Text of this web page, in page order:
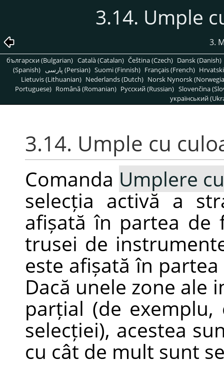
3.14. Umple
3.
български (Bulgarian) Català (Catalan) Čeština (Czech) Dansk (Danish)
(Spanish)
پارسی (Persian) Suomi (Finnish) Français (French)
Lietuvis (Lithuanian) Nederlands (Dutch) Norsk Nynorsk
Portuguese) Română (Romanian) Pусский (Russian) Slovenčina
український
3.14. Umple cu
Comanda Umplere
selecția activă a
afișată în partea de
trusei de
este afișată în
Dacă unele zone ale
parțial (de
selecției), acestea
cu cât de mult sunt